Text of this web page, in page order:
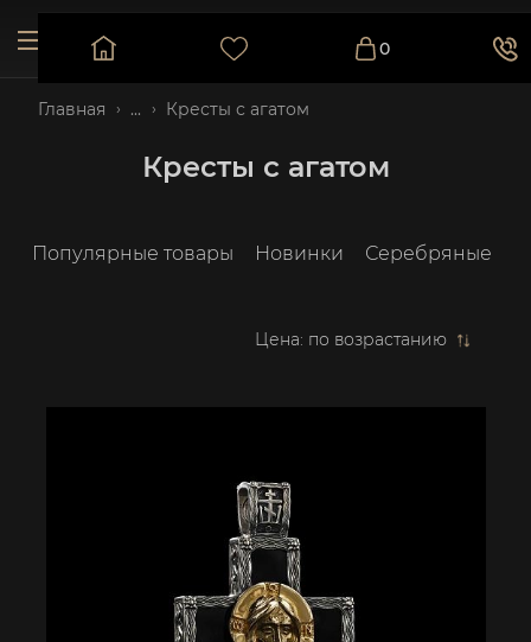
0
Главная ... Кресты с агатом
Кресты с агатом
Популярные товары Новинки Серебряные
Цена: по возрастанию